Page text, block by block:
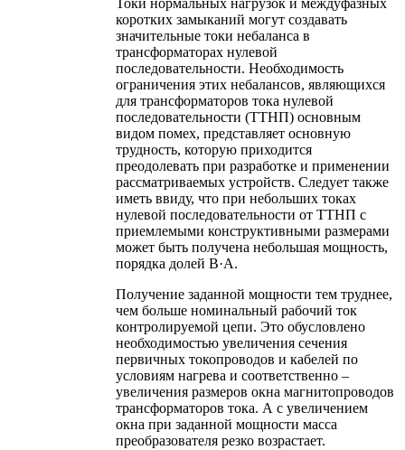
Токи нормальных нагрузок и междуфазных
коротких замыканий могут создавать
значительные токи небаланса в
трансформаторах нулевой
последовательности. Необходимость
ограничения этих небалансов, являющихся
для трансформаторов тока нулевой
последовательности (ТТНП) основным
видом помех, представляет основную
трудность, которую приходится
преодолевать при разработке и применении
рассматриваемых устройств. Следует также
иметь ввиду, что при небольших токах
нулевой последовательности от ТТНП с
приемлемыми конструктивными размерами
может быть получена небольшая мощность,
порядка долей В·А.
Получение заданной мощности тем труднее,
чем больше номинальный рабочий ток
контролируемой цепи. Это обусловлено
необходимостью увеличения сечения
первичных токопроводов и кабелей по
условиям нагрева и соответственно –
увеличения размеров окна магнитопроводов
трансформаторов тока. А с увеличением
окна при заданной мощности масса
преобразователя резко возрастает.